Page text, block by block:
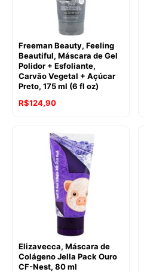
Freeman Beauty, Feeling
Beautiful, Máscara de Gel
Polidor + Esfoliante,
Carvão Vegetal + Açúcar
Preto, 175 ml (6 fl oz)
R$124,90
Elizavecca, Máscara de
Colágeno Jella Pack Ouro
CF-Nest, 80 ml